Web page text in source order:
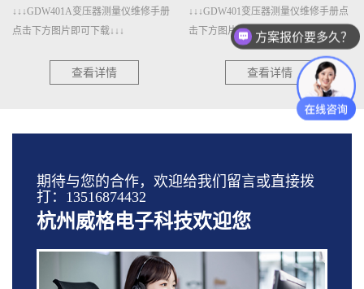
↓↓↓GDW401A变压器测量仪维修手册
点击下方图片即可下载↓↓↓
查看详情
↓↓↓GDW401变压器测量仪维修手册点
击下方图片即可下载↓↓↓
查看详情
期待与您的合作，欢迎给我们留言或直接拨
打：13516874432
杭州威格电子科技欢迎您
方案报价要多久？